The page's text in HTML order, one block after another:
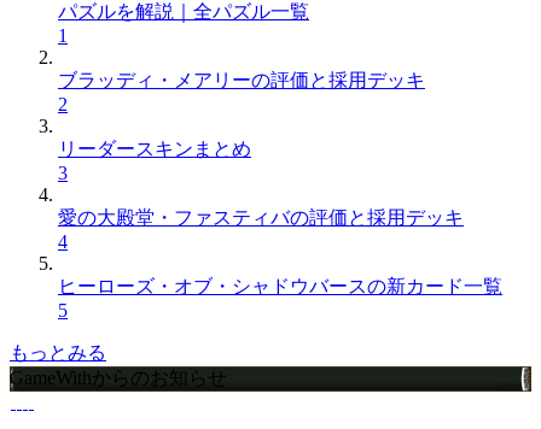
パズルを解説｜全パズル一覧
1
ブラッディ・メアリーの評価と採用デッキ
2
リーダースキンまとめ
3
愛の大殿堂・ファスティバの評価と採用デッキ
4
ヒーローズ・オブ・シャドウバースの新カード一覧
5
もっとみる
GameWithからのお知らせ